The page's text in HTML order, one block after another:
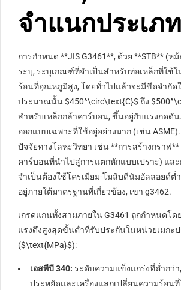
จำแนกประเภท
การกำหนด **JIS G3461**, ด้วย **STB** (ห
ระบุ, ระบุเกณฑ์ที่จำเป็นสำหรับท่อเหล็กที่ใช้ใ
ร้อนที่อุณหภูมิสูง, โดยทั่วไปแล้วจะมีขีดจำกัด
ประมาณนั้น$450^\circ\text{C}$ ถึง
สำหรับเหล็กกล้าคาร์บอน, ขึ้นอยู่กับแรงกดดั
ออกแบบเฉพาะที่ใช้อยู่อย่างมาก (เช่น
ปัจจัยทางโลหะวิทยา เช่น **การสร้างกราฟ
คาร์บอนที่นำไปสู่การแตกหักแบบเปราะ) และ
จำเป็นต้องใช้โครเมียม-โมลิบดีนัมอัลลอยด์ต่ำ
อยู่ภายใต้มาตรฐานที่เกี่ยวข้อง, เขา g3462.
เกรดแกนทั้งสามภายใน G3461 ถูกกำหนดโ
แรงดึงสูงสุดขั้นต่ำที่รับประกันในหน่วยเมกะ
($\text{MPa}$):
เอสทีบี 340: ระดับความแข็งแกร่งที่ต่ำกว่
ประหยัดและเครื่องแลกเปลี่ยนความร้อน